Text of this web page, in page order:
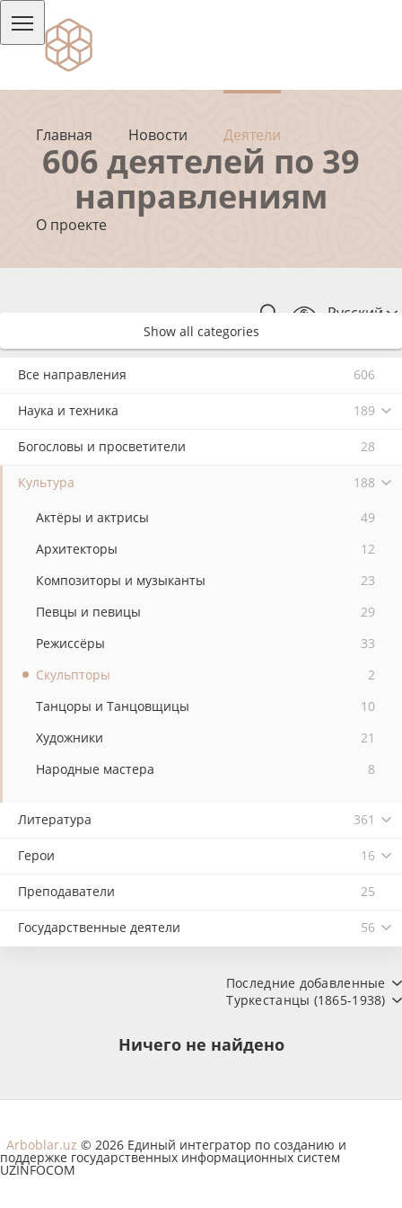
Главная Новости Деятели
О проекте
Русский
606 деятелей по 39
направлениям
Show all categories
Все направления 606
Наука и техника 189
Богословы и просветители 28
Культура 188
Актёры и актрисы
49
Архитекторы
12
Композиторы и музыканты
23
Певцы и певицы
29
Режиссёры
33
Скульпторы
2
Танцоры и Танцовщицы
10
Художники
21
Народные мастера
8
Литература 361
Герои 16
Преподаватели 25
Государственные деятели 56
Последние добавленные
Туркестанцы (1865-1938)
Ничего не найдено
Arboblar.uz © 2026 Единый интегратор по созданию и
поддержке государственных информационных систем
UZINFOCOM